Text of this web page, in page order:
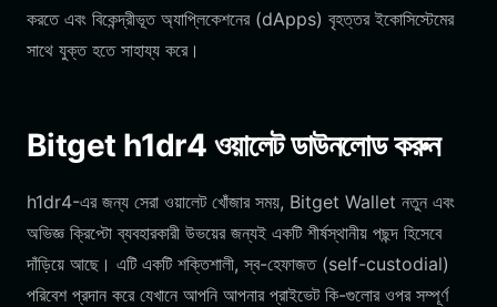
করতে এবং বিকেন্দ্রীভূত অ্যাপ্লিকেশনের (dApps) বৃহত্তর ইকোসিস্টেমের
সাথে যুক্ত হতে সাহায্য করে।
Bitget h1dr4 ওয়ালেট ডাউনলোড করুন
h1dr4-এর জন্য সেরা ওয়ালেট খোঁজার সময়, Bitget Wallet নতুন এবং
অভিজ্ঞ ক্রিপ্টো ব্যবহারকারী উভয়ের জন্যই একটি শীর্ষস্থানীয় পছন্দ হিসেবে
দাঁড়িয়ে আছে। এটি একটি শক্তিশালী, স্ব-হেফাজত (self-custodial)
পরিবেশ প্রদান করে যেখানে আপনি আপনার প্রাইভেট কি-গুলোর ওপর সম্পূর্ণ